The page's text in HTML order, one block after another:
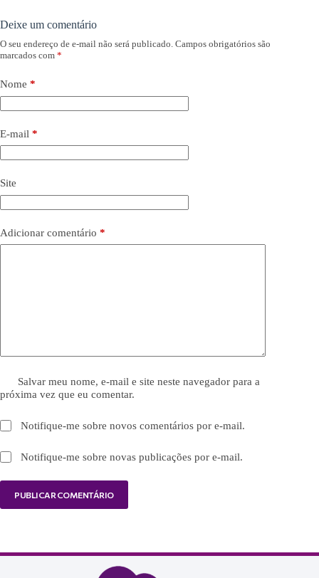
Deixe um comentário
O seu endereço de e-mail não será publicado. Campos obrigatórios são
marcados com *
Nome *
E-mail *
Site
Adicionar comentário *
Salvar meu nome, e-mail e site neste navegador para a
próxima vez que eu comentar.
Notifique-me sobre novos comentários por e-mail.
Notifique-me sobre novas publicações por e-mail.
PUBLICAR COMENTÁRIO